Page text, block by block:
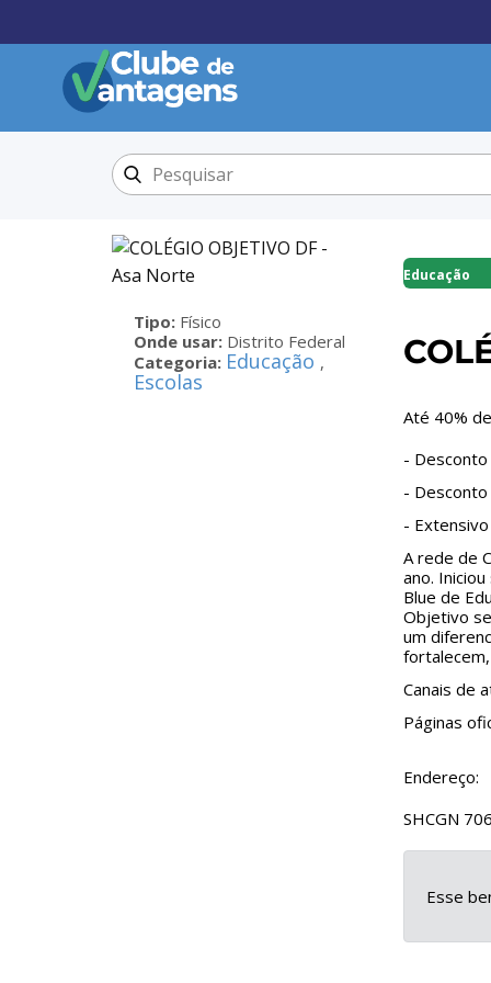
Tipo: Físico
Onde usar: Distrito Federal
Categoria: Educação ,
Escolas
Educação
Até 40%
-
-
-
A rede de
ano.
Blue de
Objetivo
um
Canais de
Páginas
Endereço:
SHCGN
Esse